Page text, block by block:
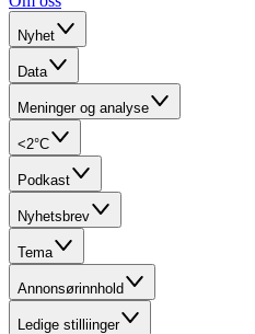
Nyhet
Data
Meninger og analyse
<2°C
Podkast
Nyhetsbrev
Tema
Annonsørinnhold
Ledige stilliinger